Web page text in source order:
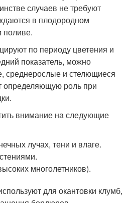
случаев не требуют
в плодородном
поливе.
по периоду цветения и
показатель, можно
среднерослые и стелющиеся
определяющую роль при
внимание на следующие
лучах, тени и влаге.
многолетников).
для окантовки клумб,